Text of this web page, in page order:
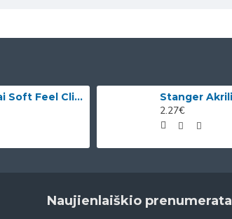
Bic Tušinukai Soft Feel Clic Fun, skirtingų spalvų, 4 vnt.
2.27€
Naujienlaiškio prenumerata